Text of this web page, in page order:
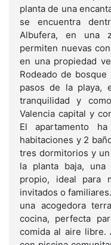
planta de una
se encuentra
Albufera, en una
permiten nuevas
en una propiedad
Rodeado de
pasos de la playa,
tranquilidad y
Valencia capital y
El apartamento
habitaciones y 2
tres dormitorios y
la planta baja, una
propio, ideal para
invitados o
una acogedora
cocina, perfecta
comida al aire libre.